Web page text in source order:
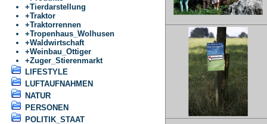
+Tierdarstellung
+Traktor
+Traktorrennen
+Tropenhaus_Wolhusen
+Waldwirtschaft
+Weinbau_Ottiger
+Zuger_Stierenmarkt
LIFESTYLE
LUFTAUFNAHMEN
NATUR
PERSONEN
POLITIK_STAAT